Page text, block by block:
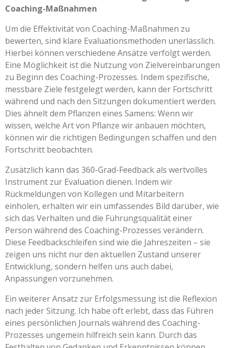
Coaching-Maßnahmen
Um die Effektivität von Coaching-Maßnahmen zu
bewerten, sind klare Evaluationsmethoden unerlässlich.
Hierbei können verschiedene Ansätze verfolgt werden.
Eine Möglichkeit ist die Nutzung von Zielvereinbarungen
zu Beginn des Coaching-Prozesses. Indem spezifische,
messbare Ziele festgelegt werden, kann der Fortschritt
während und nach den Sitzungen dokumentiert werden.
Dies ähnelt dem Pflanzen eines Samens: Wenn wir
wissen, welche Art von Pflanze wir anbauen möchten,
können wir die richtigen Bedingungen schaffen und den
Fortschritt beobachten.
Zusätzlich kann das 360-Grad-Feedback als wertvolles
Instrument zur Evaluation dienen. Indem wir
Rückmeldungen von Kollegen und Mitarbeitern
einholen, erhalten wir ein umfassendes Bild darüber, wie
sich das Verhalten und die Führungsqualität einer
Person während des Coaching-Prozesses verändern.
Diese Feedbackschleifen sind wie die Jahreszeiten – sie
zeigen uns nicht nur den aktuellen Zustand unserer
Entwicklung, sondern helfen uns auch dabei,
Anpassungen vorzunehmen.
Ein weiterer Ansatz zur Erfolgsmessung ist die Reflexion
nach jeder Sitzung. Ich habe oft erlebt, dass das Führen
eines persönlichen Journals während des Coaching-
Prozesses ungemein hilfreich sein kann. Durch das